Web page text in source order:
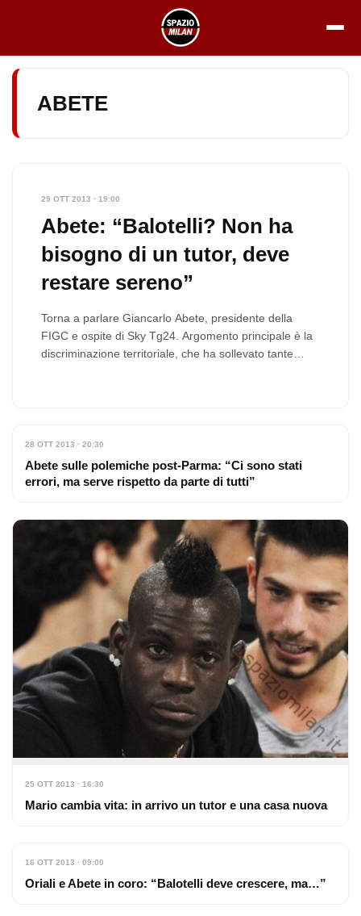
contenuto
ABETE
29 OTT 2013 · 19:00
Abete: “Balotelli? Non ha
bisogno di un tutor, deve
restare sereno”
Torna a parlare Giancarlo Abete, presidente della
FIGC e ospite di Sky Tg24. Argomento principale è la
discriminazione territoriale, che ha sollevato tante…
28 OTT 2013 · 20:30
Abete sulle polemiche post-Parma: “Ci sono stati
errori, ma serve rispetto da parte di tutti”
25 OTT 2013 · 16:30
Mario cambia vita: in arrivo un tutor e una casa nuova
16 OTT 2013 · 09:00
Oriali e Abete in coro: “Balotelli deve crescere, ma…”